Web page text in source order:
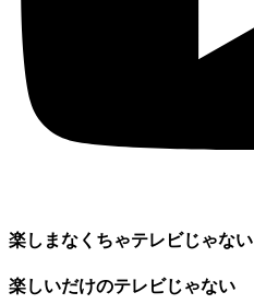
楽しまなくちゃテレビじゃない
楽しいだけのテレビじゃない